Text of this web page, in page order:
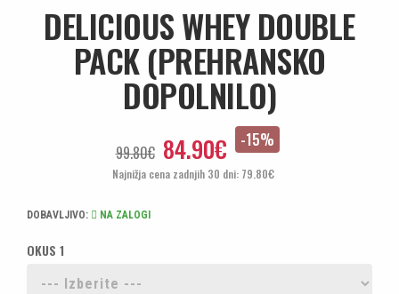
DELICIOUS WHEY DOUBLE
PACK (PREHRANSKO
DOPOLNILO)
99.80€ 84.90€ -15%
Najnižja cena zadnjih 30 dni: 79.80€
DOBAVLJIVO: NA ZALOGI
OKUS 1